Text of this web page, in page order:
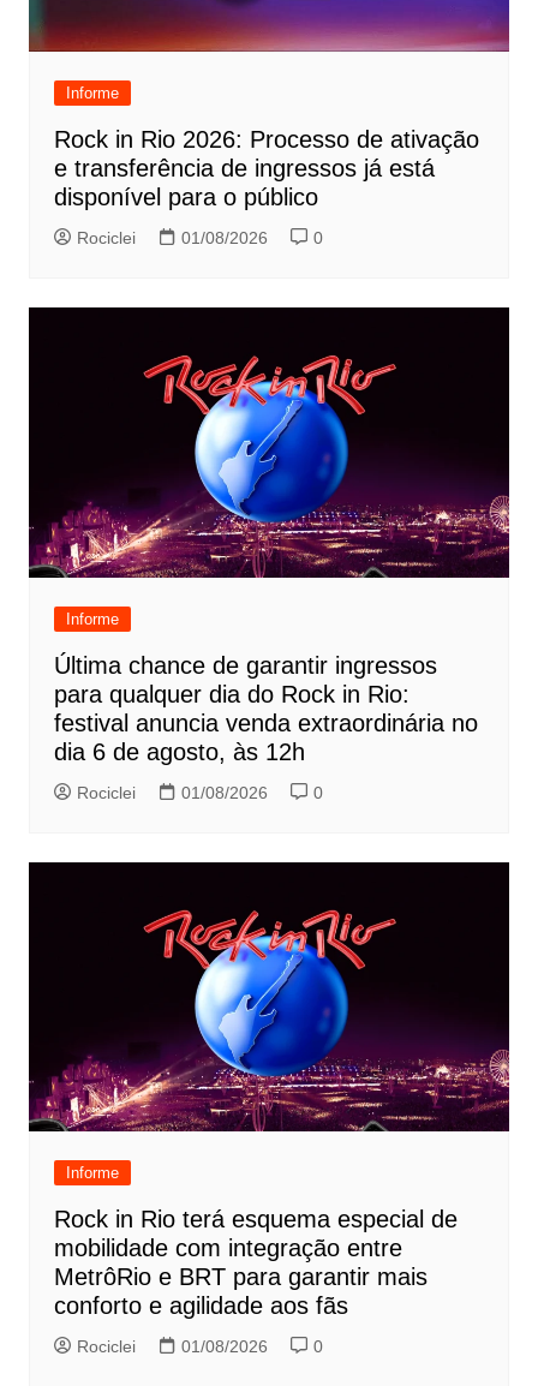
Informe
Rock in Rio 2026: Processo de ativação
e transferência de ingressos já está
disponível para o público
Rociclei 01/08/2026 0
Informe
Última chance de garantir ingressos
para qualquer dia do Rock in Rio:
festival anuncia venda extraordinária no
dia 6 de agosto, às 12h
Rociclei 01/08/2026 0
Informe
Rock in Rio terá esquema especial de
mobilidade com integração entre
MetrôRio e BRT para garantir mais
conforto e agilidade aos fãs
Rociclei 01/08/2026 0